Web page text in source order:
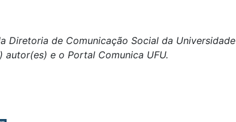
de Comunicação Social da Universidade
e o Portal Comunica UFU.